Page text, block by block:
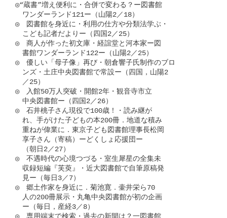
◎“蔵書”増え便利に・合併で変わる？ー図書館
ワンダーランド121ー（山陽2／18）
◎　図書館を身近に・利用の仕方や分類法学ぶ・
こども記者だよりー（四国2／25）
◎　商人が作った初文庫・経誼堂と河本家ー図
書館ワンダーランド122ー（山陽2／25）
◎　優しい「母子像」再び・朝倉響子氏制作のブロ
ンズ・土庄中央図書館で常設ー（四国，山陽2
／25）
◎　入館50万人突破・開館2年・観音寺市立
中央図書館ー（四国2／26）
◎　石井桃子さん現役で100歳！・読み継が
れ、手がけた子どもの本200冊．地道な積み
重ねが偉業に．東京子ども図書館理事長松岡
享子さん（寄稿）ーどくしょ応援団ー
（朝日2／27）
◎　不遇時代の心境つづる・室生犀星の全集未
収録短編『芙萸』・近大図書館で自筆原稿発
見ー（毎日3／7）
◎　郷土作家を身近に．菊池寛．壷井栄ら70
人の200冊展示・丸亀中央図書館が初の企画
ー（毎日，産経3／8）